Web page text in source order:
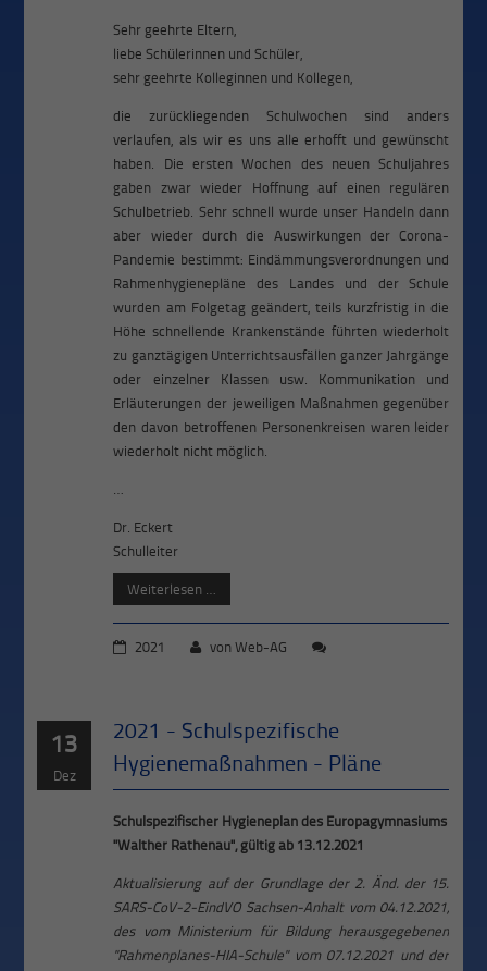
Sehr geehrte Eltern,
liebe Schülerinnen und Schüler,
sehr geehrte Kolleginnen und Kollegen,
die zurückliegenden Schulwochen sind anders
verlaufen, als wir es uns alle erhofft und gewünscht
haben. Die ersten Wochen des neuen Schuljahres
gaben zwar wieder Hoffnung auf einen regulären
Schulbetrieb. Sehr schnell wurde unser Handeln dann
aber wieder durch die Auswirkungen der Corona-
Pandemie bestimmt: Eindämmungsverordnungen und
Rahmenhygienepläne des Landes und der Schule
wurden am Folgetag geändert, teils kurzfristig in die
Höhe schnellende Krankenstände führten wiederholt
zu ganztägigen Unterrichtsausfällen ganzer Jahrgänge
oder einzelner Klassen usw. Kommunikation und
Erläuterungen der jeweiligen Maßnahmen gegenüber
den davon betroffenen Personenkreisen waren leider
wiederholt nicht möglich.
…
Dr. Eckert
Schulleiter
Weiterlesen …
2021 vonWeb-AG
13
Dez
2021 - Schulspezifische
Hygienemaßnahmen - Pläne
Schulspezifischer Hygieneplan des Europagymnasiums
"Walther Rathenau", gültig ab 13.12.2021
Aktualisierung auf der Grundlage der 2. Änd. der 15.
SARS-CoV-2-EindVO Sachsen-Anhalt vom 04.12.2021,
des vom Ministerium für Bildung herausgegebenen
"Rahmenplanes-HIA-Schule" vom 07.12.2021 und der